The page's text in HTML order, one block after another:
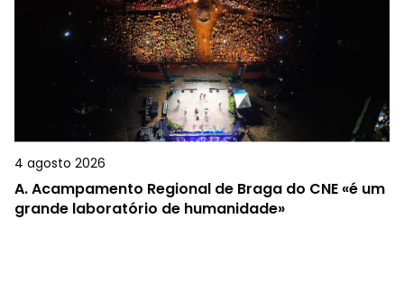
4 agosto 2026
A.Acampamento Regional de Braga do CNE «é um
grande laboratório de humanidade»